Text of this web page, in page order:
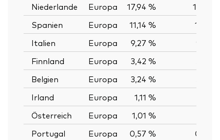
Niederlande
Europa 17,94 %
17,92
Spanien
Europa 11,14 %
11,18
Italien
Europa 9,27 %
9,27
Finnland
Europa 3,42 %
Belgien
Europa 3,24 %
Irland
Europa 1,11 %
Österreich
Europa 1,01 %
Portugal
Europa 0,57 %
0,57